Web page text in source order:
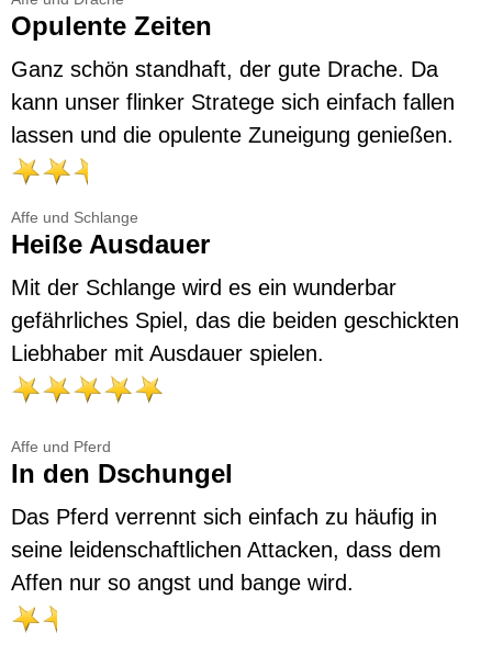
Opulente Zeiten
Ganz schön standhaft, der gute Drache. Da
kann unser flinker Stratege sich einfach fallen
lassen und die opulente Zuneigung genießen.
Affe und Schlange
Heiße Ausdauer
Mit der Schlange wird es ein wunderbar
gefährliches Spiel, das die beiden geschickten
Liebhaber mit Ausdauer spielen.
Affe und Pferd
In den Dschungel
Das Pferd verrennt sich einfach zu häufig in
seine leidenschaftlichen Attacken, dass dem
Affen nur so angst und bange wird.